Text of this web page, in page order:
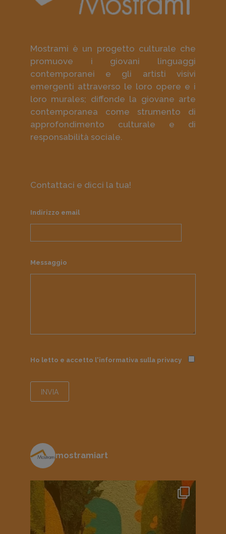
Mostrami è un progetto culturale che
promuove i giovani linguaggi
contemporanei e gli artisti visivi
emergenti attraverso le loro opere e i
loro murales; diffonde la giovane arte
contemporanea come strumento di
approfondimento culturale e di
responsabilità sociale.
Contattaci e dicci la tua!
Indirizzo email
Messaggio
Ho letto e accetto l'informativa sulla privacy
mostramiart